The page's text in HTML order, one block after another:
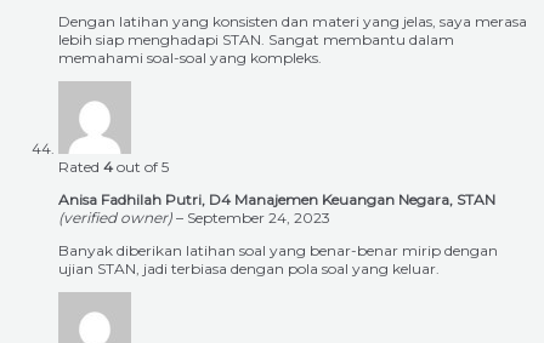
Dengan latihan yang konsisten dan materi yang jelas, saya merasa
lebih siap menghadapi STAN. Sangat membantu dalam
memahami soal-soal yang kompleks.
Rated 4 out of 5
Anisa Fadhilah Putri, D4 Manajemen Keuangan Negara, STAN
(verified owner) – September 24, 2023
Banyak diberikan latihan soal yang benar-benar mirip dengan
ujian STAN, jadi terbiasa dengan pola soal yang keluar.